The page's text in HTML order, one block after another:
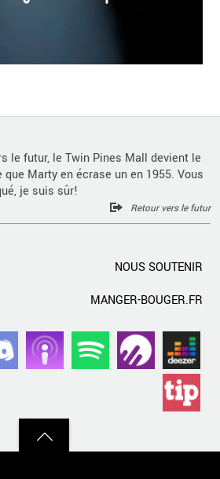
le futur, le Twin Pines Mall devient le
Marty en écrase un en 1955. Vous
je suis sûr!
Retour vers le futur
NOUS SOUTENIR
MANGER-BOUGER.FR
Back